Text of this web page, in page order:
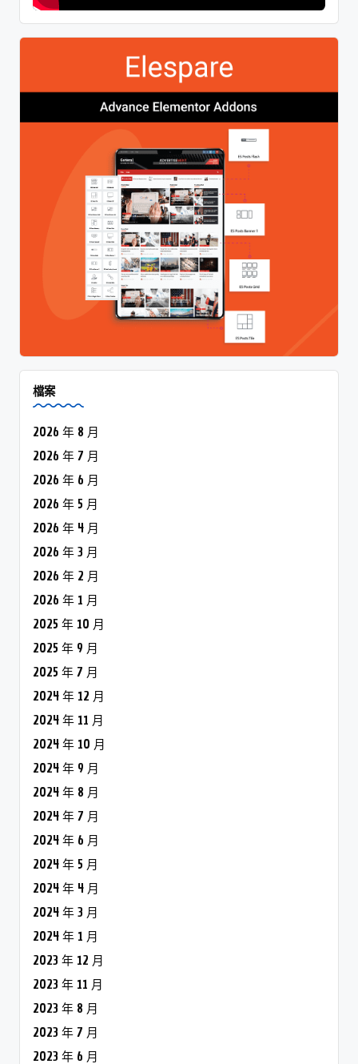
檔案
2026 年 8 月
2026 年 7 月
2026 年 6 月
2026 年 5 月
2026 年 4 月
2026 年 3 月
2026 年 2 月
2026 年 1 月
2025 年 10 月
2025 年 9 月
2025 年 7 月
2024 年 12 月
2024 年 11 月
2024 年 10 月
2024 年 9 月
2024 年 8 月
2024 年 7 月
2024 年 6 月
2024 年 5 月
2024 年 4 月
2024 年 3 月
2024 年 1 月
2023 年 12 月
2023 年 11 月
2023 年 8 月
2023 年 7 月
2023 年 6 月